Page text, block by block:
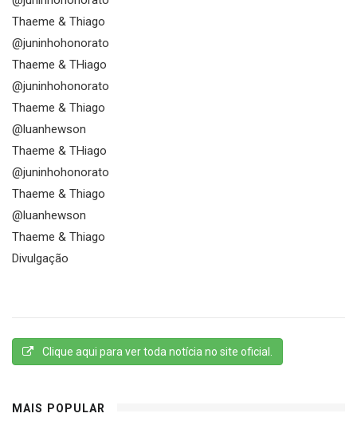
Thaeme & Thiago
@juninhohonorato
Thaeme & THiago
@juninhohonorato
Thaeme & Thiago
@luanhewson
Thaeme & THiago
@juninhohonorato
Thaeme & Thiago
@luanhewson
Thaeme & Thiago
Divulgação
Clique aqui para ver toda notícia no site oficial.
MAIS POPULAR